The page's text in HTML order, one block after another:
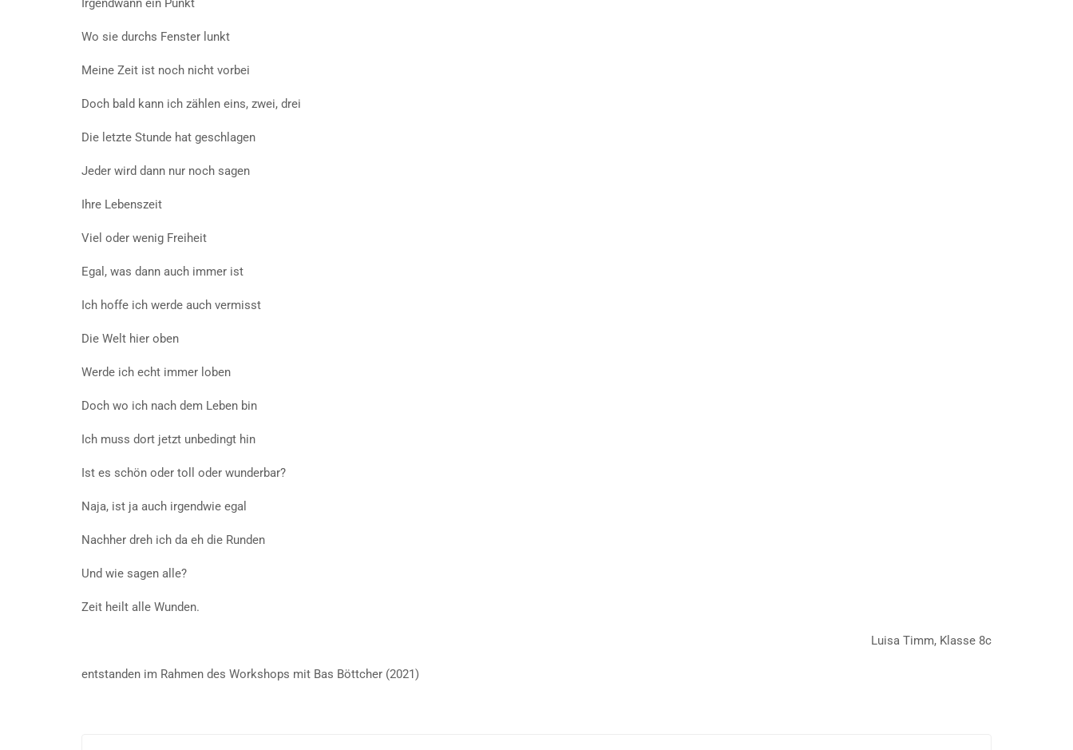
Irgendwann ein Punkt
Wo sie durchs Fenster lunkt
Meine Zeit ist noch nicht vorbei
Doch bald kann ich zählen eins, zwei, drei
Die letzte Stunde hat geschlagen
Jeder wird dann nur noch sagen
Ihre Lebenszeit
Viel oder wenig Freiheit
Egal, was dann auch immer ist
Ich hoffe ich werde auch vermisst
Die Welt hier oben
Werde ich echt immer loben
Doch wo ich nach dem Leben bin
Ich muss dort jetzt unbedingt hin
Ist es schön oder toll oder wunderbar?
Naja, ist ja auch irgendwie egal
Nachher dreh ich da eh die Runden
Und wie sagen alle?
Zeit heilt alle Wunden.
Luisa Timm, Klasse 8c
entstanden im Rahmen des Workshops mit Bas Böttcher (2021)